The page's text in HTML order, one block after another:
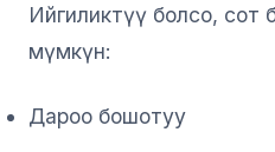
Ийгиликтүү болсо, сот
мүмкүн:
Дароо бошотуу